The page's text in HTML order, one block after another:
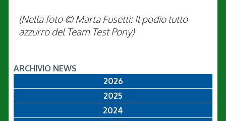
(Nella foto © Marta Fusetti: Il podio tutto
azzurro del Team Test Pony)
ARCHIVIO NEWS
2026
2025
2024